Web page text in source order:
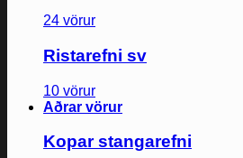
24 vörur
Ristarefni sv
10 vörur
Aðrar vörur
Kopar stangarefni